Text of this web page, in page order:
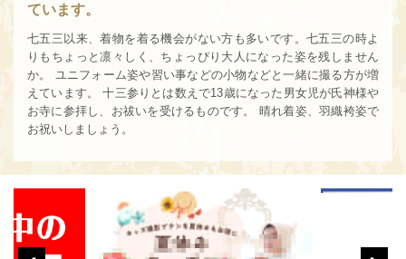
ています。
七五三以来、着物を着る機会がない方も多いです。七五三の時よ
りもちょっと凛々しく、ちょっぴり大人になった姿を残しません
か。 ユニフォーム姿や習い事などの小物などと一緒に撮る方が増
えています。 十三参りとは数えで13歳になった男女児が氏神様や
お寺に参拝し、お祓いを受けるものです。 晴れ着姿、羽織袴姿で
お祝いしましょう。